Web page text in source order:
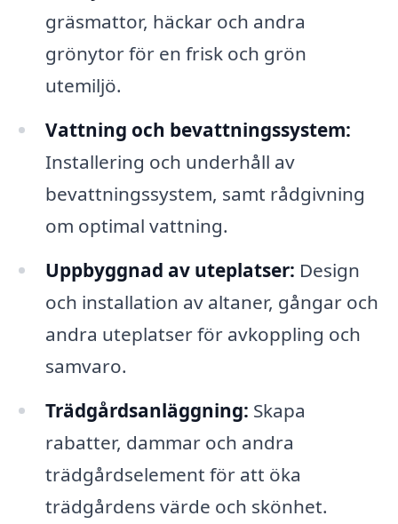
gräsmattor, häckar och andra
grönytor för en frisk och grön
utemiljö.
Vattning och bevattningssystem:
Installering och underhåll av
bevattningssystem, samt rådgivning
om optimal vattning.
Uppbyggnad av uteplatser: Design
och installation av altaner, gångar och
andra uteplatser för avkoppling och
samvaro.
Trädgårdsanläggning: Skapa
rabatter, dammar och andra
trädgårdselement för att öka
trädgårdens värde och skönhet.